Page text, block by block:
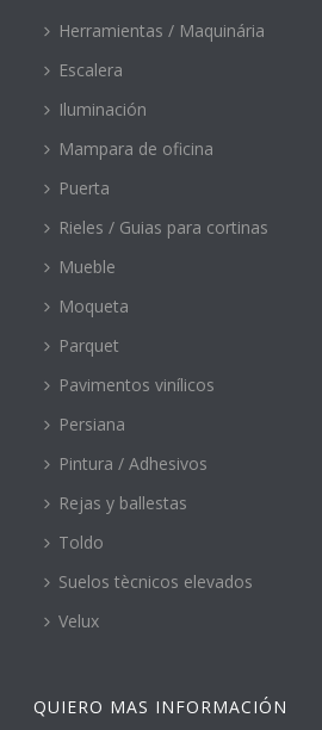
Herramientas / Maquinária
Escalera
Iluminación
Mampara de oficina
Puerta
Rieles / Guias para cortinas
Mueble
Moqueta
Parquet
Pavimentos vinílicos
Persiana
Pintura / Adhesivos
Rejas y ballestas
Toldo
Suelos tècnicos elevados
Velux
QUIERO MAS INFORMACIÓN